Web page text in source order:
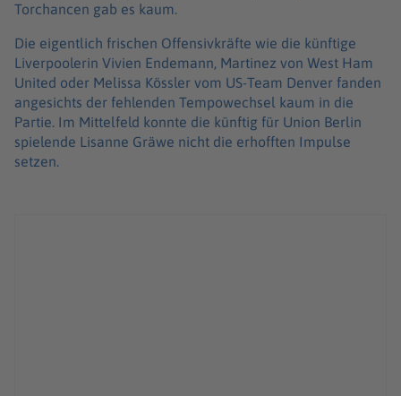
Torchancen gab es kaum.
Die eigentlich frischen Offensivkräfte wie die künftige
Liverpoolerin Vivien Endemann, Martinez von West Ham
United oder Melissa Kössler vom US-Team Denver fanden
angesichts der fehlenden Tempowechsel kaum in die
Partie. Im Mittelfeld konnte die künftig für Union Berlin
spielende Lisanne Gräwe nicht die erhofften Impulse
setzen.